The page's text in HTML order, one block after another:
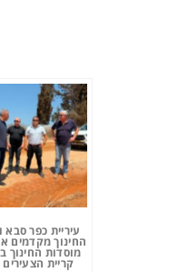
עיריית כפר
החינוך מקדמים
מוסדות החינוך
קריית